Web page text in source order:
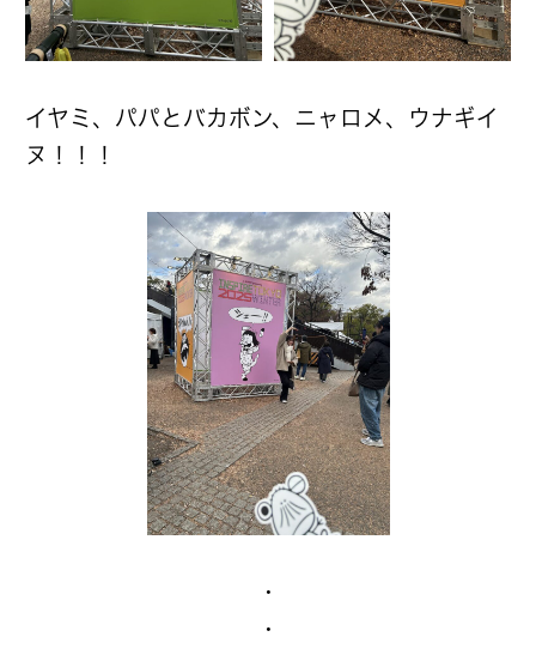
イヤミ、パパとバカボン、ニャロメ、ウナギイ
ヌ！！！
・
・